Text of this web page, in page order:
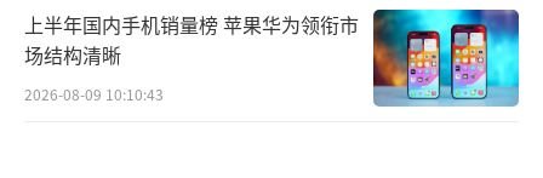
上半年国内手机销量榜 苹果华为领衔市
场结构清晰
2026-08-09 10:10:43